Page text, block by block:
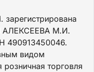
АЛЕКСЕЕВА М.И.
490913450046.
видом
розничная торговля